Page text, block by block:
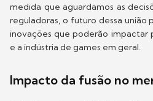
medida que aguardamos as
reguladoras, o futuro dessa união
inovações que poderão impactar
e a indústria de games em geral.
Impacto da fusão no